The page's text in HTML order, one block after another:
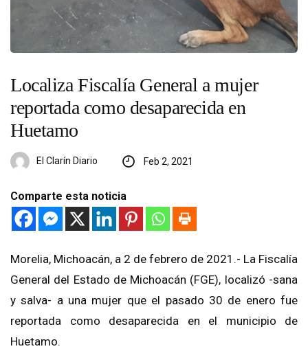
Localiza Fiscalía General a mujer
reportada como desaparecida en
Huetamo
El Clarín Diario Feb 2, 2021
Comparte esta noticia
Morelia, Michoacán, a 2 de febrero de 2021.- La Fiscalía
General del Estado de Michoacán (FGE), localizó -sana
y salva- a una mujer que el pasado 30 de enero fue
reportada como desaparecida en el municipio de
Huetamo.